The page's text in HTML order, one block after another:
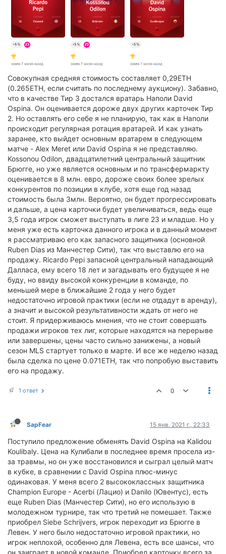
Совокупная средняя стоимость составляет 0,29ETH
(0.265ETH, если считать по последнему аукциону). Забавно,
что в качестве Тир 3 достался вратарь Наполи David
Ospina. Он оценивается дороже двух других карточек Тир
2. Но оставлять его себе я не планирую, так как в Наполи
происходит регулярная ротация вратарей. И как узнать
заранее, кто выйдет основным вратарем в следующем
матче - Alex Meret или David Ospina я не представляю.
Kossonou Odilon, двадцатилетний центральный защитник
Брюгге, но уже является основным и по трансфермаркту
оценивается в 8 млн. евро, дороже своих более зрелых
конкурентов по позиции в клубе, хотя еще год назад
стоимость была 3млн. Вероятно, он будет прогрессировать
и дальше, а цена карточки будет увеличиваться, ведь еще
3,5 года игрок сможет выступать в лиге 23 и младше. Но у
меня уже есть карточка данного игрока и в данный момент
я рассматриваю его как запасного защитника (основной
Ruben Dias из Манчестер Сити), так что выставлю его на
продажу. Ricardo Pepi запасной центральный нападающий
Далласа, ему всего 18 лет и загадывать его будущее я не
буду, но ввиду высокой конкуренции в команде, по
меньшей мере в ближайшие 2 года у него будет
недостаточно игровой практики (если не отдадут в аренду),
а значит и высокой результативности ждать от него не
стоит. Я придерживаюсь мнения, что не стоит совершать
продажи игроков тех лиг, которые находятся на перерыве
или завершены, цены часто сильно занижены, а новый
сезон MLS стартует только в марте. И все же неделю назад
была сделка по цене 0.071ETH, так что попробую выставить
его на продажу.
1 ответ 0
SapFear 15 янв. 2021 г., 22:33
Поступило предложение обменять David Ospina на Kalidou
Koulibaly. Цена на Кулибали в последнее время просела из-
за травмы, но он уже восстановился и сыграл целый матч
в кубке, в сравнении с David Ospina плюс-минус
одинаковая. У меня всего 2 высококлассных защитника
Champion Europe - Acerbi (Лацио) и Danilo (Ювентус), есть
еще Ruben Dias (Манчестер Сити), но его использую в
молодежном турнире, так что третий не помешает. Также
приобрел Siebe Schrijvers, игрок переходит из Брюгге в
Левен. У него было недостаточно игровой практики, но
игрок неплохой, особенно для Левена, есть все шансы, что
он заиграет в новой команде. Приобрел карточку всего за